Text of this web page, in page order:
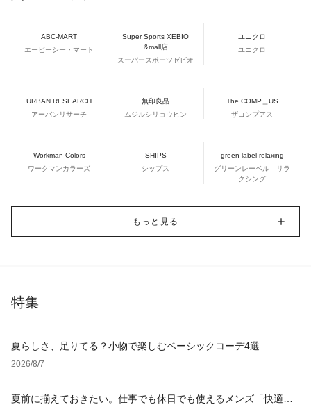
ABC-MART
エービーシー・マート
Super Sports XEBIO
&mall店
スーパースポーツゼビオ
ユニクロ
ユニクロ
URBAN RESEARCH
アーバンリサーチ
無印良品
ムジルシリョウヒン
The COMP＿US
ザコンプアス
Workman Colors
ワークマンカラーズ
SHIPS
シップス
green label relaxing
グリーンレーベル リラ
クシング
もっと見る
特集
夏らしさ、足りてる？小物で楽しむベーシックコーデ4選
2026/8/7
夏前に揃えておきたい。仕事でも休日でも使えるメンズ「快適ウ